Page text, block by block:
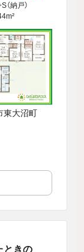
納戸）
東大沼町
ときの